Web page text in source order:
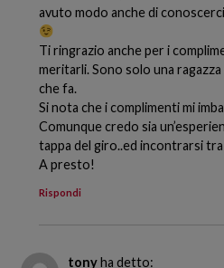
avuto modo anche di
Ti ringrazio anche per i
meritarli. Sono solo una
che fa.
Si nota che i complimenti mi
Comunque credo sia
tappa del giro..ed incontrarsi tra
A presto!
Rispondi
tony ha detto: